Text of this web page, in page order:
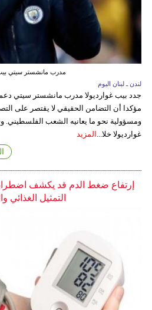
مدرب مانشستر سيتي بيب
لندن ـ لبنان اليوم
جدد بيب غوارديولا مدرب مانشستر سيتي
مؤكدا أن التضامن الحقيقي لا يقتصر على
ومسؤولية نحو ما يعانيه الشعب الفلسطيني.
غوارديولا خلا...
المزيد
إرتفاع ضغط الدم قد يكشف
التمثيل الغذائي